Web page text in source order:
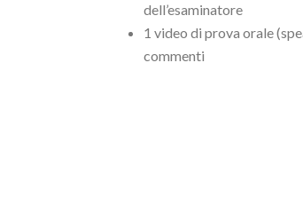
dell’esaminatore
1 video di prova orale
commenti